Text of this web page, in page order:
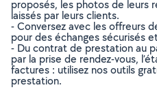
proposés, les photos de leurs
laissés par leurs clients.
- Conversez avec les offreurs
pour des échanges sécurisés
- Du contrat de prestation au
par la prise de rendez-vous,
factures : utilisez nos outils
prestation.